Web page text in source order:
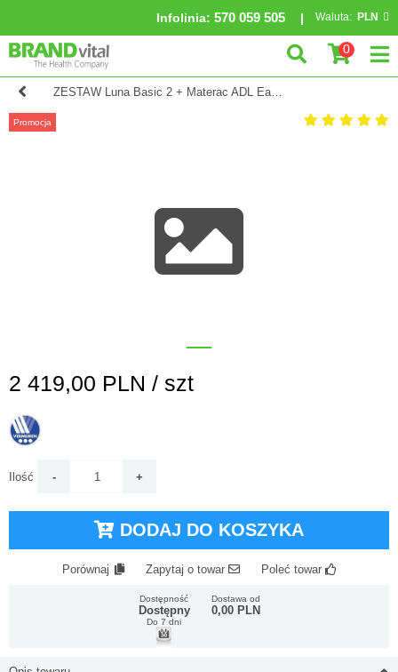
Infolinia: 570 059 505 Waluta: PLN
0
ZESTAW Luna Basic 2 + Materac ADL Easy Mat
Promocja
2 419,00 PLN / szt
Ilość
DODAJ DO KOSZYKA
Porównaj Zapytaj o towar Poleć towar
Dostępność
Dostępny
Do 7 dni
Dostawa od
0,00 PLN